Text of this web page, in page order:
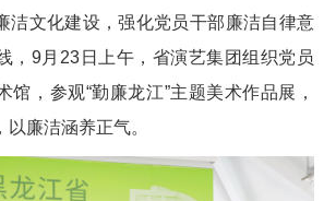
洁文化建设，强化党员干部廉洁自律意
，9月23日上午，省演艺集团组织党员
馆，参观“勤廉龙江”主题美术作品展，
廉洁涵养正气。